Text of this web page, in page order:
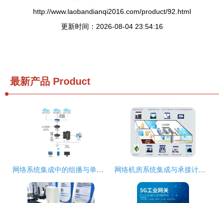
http://www.laobandianqi2016.com/product/92.html
更新时间：2026-08-04 23:54:16
最新产品 Product